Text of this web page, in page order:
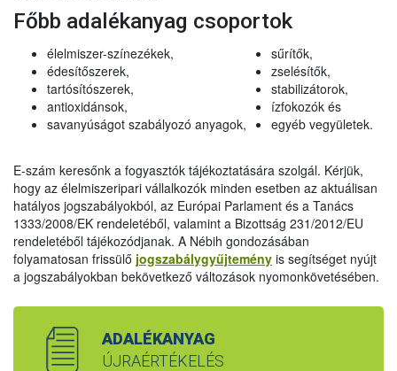
Főbb adalékanyag csoportok
élelmiszer-színezékek,
édesítőszerek,
tartósítószerek,
antioxidánsok,
savanyúságot szabályozó anyagok,
sűrítők,
zselésítők,
stabilizátorok,
ízfokozók és
egyéb vegyületek.
E-szám keresőnk a fogyasztók tájékoztatására szolgál. Kérjük,
hogy az élelmiszeripari vállalkozók minden esetben az aktuálisan
hatályos jogszabályokból, az Európai Parlament és a Tanács
1333/2008/EK rendeletéből, valamint a Bizottság 231/2012/EU
rendeletéből tájékozódjanak. A Nébih gondozásában
folyamatosan frissülő jogszabálygyűjtemény is segítséget nyújt
a jogszabályokban bekövetkező változások nyomonkövetésében.
ADALÉKANYAG
ÚJRAÉRTÉKELÉS